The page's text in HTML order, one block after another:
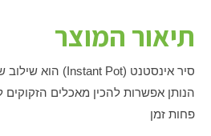
תיאור המוצר
סיר אינסטנט (Instant Pot) הוא שילוב
הנותן אפשרות להכין מאכלים
פחות זמן